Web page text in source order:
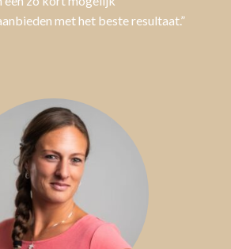
met het beste resultaat.”